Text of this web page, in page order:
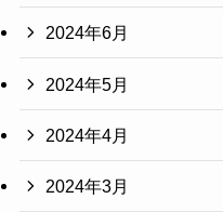
2024年6月
2024年5月
2024年4月
2024年3月